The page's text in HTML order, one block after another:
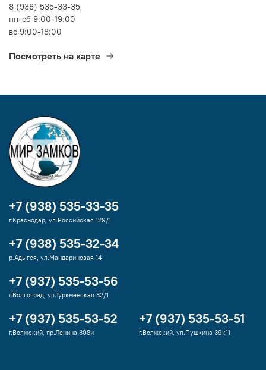
8 (938) 535-33-35
пн-сб 9:00-19:00
вс 9:00-18:00
Посмотреть на карте
+7 (938) 535-33-35
г.Краснодар, ул.Российская 129/1
+7 (938) 535-32-34
р.Адыгея, ул.Мандариновая 14
+7 (937) 535-53-56
г.Волгоград, ул.Туркменская 32/1
+7 (937) 535-53-52
г.Волжский, пр.Ленина 308и
+7 (937) 535-53-51
г.Волжский, ул.Пушкина 39к11